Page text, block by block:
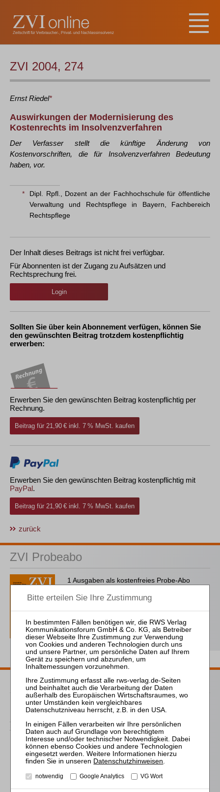
ZVI 2004, 274
Ernst Riedel*
Auswirkungen der Modernisierung des
Kostenrechts im Insolvenzverfahren
Der Verfasser stellt die künftige Änderung von
Kostenvorschriften, die für Insolvenzverfahren Bedeutung
haben, vor.
*
Dipl. Rpfl., Dozent an der Fachhochschule für öffentliche
Verwaltung und Rechtspflege in Bayern, Fachbereich
Rechtspflege
Der Inhalt dieses Beitrags ist nicht frei verfügbar.
Für Abonnenten ist der Zugang zu Aufsätzen und
Rechtsprechung frei.
Login
Sollten Sie über kein Abonnement verfügen, können Sie
den gewünschten Beitrag trotzdem kostenpflichtig
erwerben:
Erwerben Sie den gewünschten Beitrag kostenpflichtig per
Rechnung.
Beitrag für 21,90 € inkl. 7 % MwSt. kaufen
Erwerben Sie den gewünschten Beitrag kostenpflichtig mit
PayPal.
Beitrag für 21,90 € inkl. 7 % MwSt. kaufen
zurück
ZVI Probeabo
1 Ausgaben als kostenfreies Probe-Abo
Passende Bücher
Frege / Riedel
Schlussbericht und
Schlussrechnung
Mitlehner
Mobiliarsicherheiten im
Eckardt
Datenschutzhinweisen
notwendig Google Analytics VG Wort